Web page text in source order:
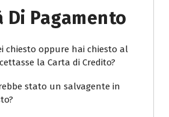
Pagamento
chiesto oppure hai chiesto al
la Carta di Credito?
stato un salvagente in